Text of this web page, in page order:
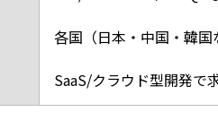
各国（日本・中国・韓
SaaS/クラウド型開発で